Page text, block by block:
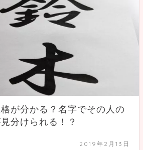
が分かる？名字でその人の
分けられる！？
2019年2月13日